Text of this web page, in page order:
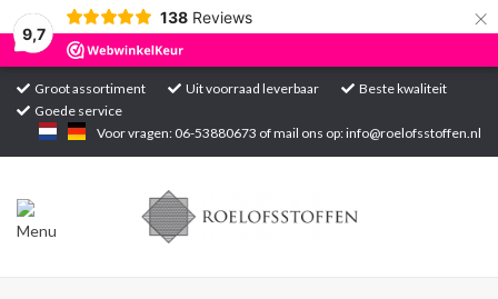
9,7
138 Reviews ×
Groot assortiment Uit voorraad leverbaar
Beste kwaliteit
Goede service
Voor vragen: 06-53880673 of mail ons op:info@roelofsstoffen.nl
Home